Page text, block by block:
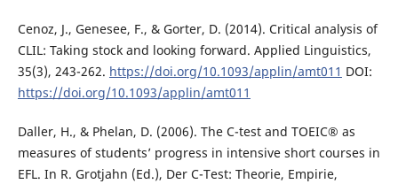
Cenoz, J., Genesee, F., & Gorter, D. (2014). Critical analysis of
CLIL: Taking stock and looking forward. Applied Linguistics,
35(3), 243-262. https://doi.org/10.1093/applin/amt011 DOI:
https://doi.org/10.1093/applin/amt011
Daller, H., & Phelan, D. (2006). The C-test and TOEIC® as
measures of students’ progress in intensive short courses in
EFL. In R. Grotjahn (Ed.), Der C-Test: Theorie, Empirie,